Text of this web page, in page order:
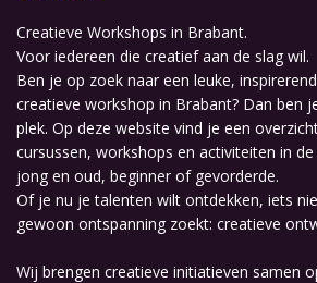
Creatieve Workshops in Brabant.
Voor iedereen die creatief aan de slag wil.
Ben je op zoek naar een leuke,
creatieve workshop in Brabant? Dan ben
plek. Op deze website vind je een
cursussen, workshops en activiteiten in
jong en oud, beginner of gevorderde.
Of je nu je talenten wilt ontdekken, iets
gewoon ontspanning zoekt: creatieve
Wij brengen creatieve initiatieven samen